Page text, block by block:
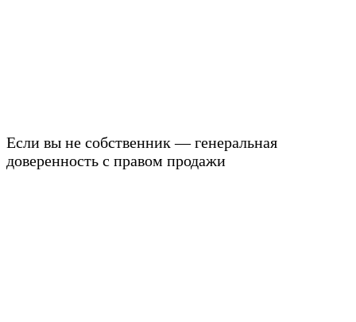
Если вы не собственник — генеральная
доверенность с правом продажи